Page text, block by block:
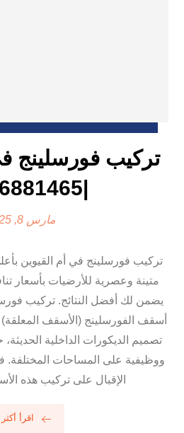
تركيب فورسلينج
مارس 8, 2025
تركيب فورسلينج في أم القيوين
متينة وعصرية للأرضيات بأسعار
يضمن لك أفضل النتائج. تركيب
أسقف الفورسلينج (الأسقف
تصميم الديكورات الداخلية
ووظيفية على المساحات المختلفة.
الإقبال على تركيب هذه
اقرأ أكثر